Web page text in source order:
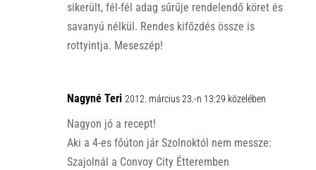
sikerült, fél-fél adag sűrűje rendelendő köret és
savanyú nélkül. Rendes kifőzdés össze is
rottyintja. Meseszép!
Nagyné Teri 2012. március 23.-n 13:29 közelében
Nagyon jó a recept!
Aki a 4-es főúton jár Szolnoktól nem messze:
Szajolnál a Convoy City Étteremben